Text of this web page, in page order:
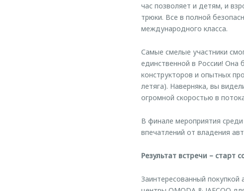
час позволяет и детям, и
трюки. Все в полной
международного класса.
Самые смелые участники
единственной в России! Она
конструкторов и опытных
летяга). Наверняка, вы
огромной скоростью в
В финале мероприятия
впечатлений от владения
Результат встречи –
Заинтересованный покупкой